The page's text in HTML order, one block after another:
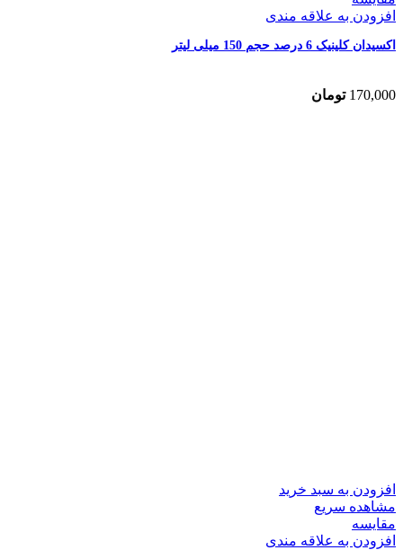
افزودن به علاقه مندی
اکسیدان کلینیک 6 درصد حجم 150 میلی لیتر
170,000 تومان
افزودن به سبد خرید
مشاهده سریع
مقایسه
افزودن به علاقه مندی